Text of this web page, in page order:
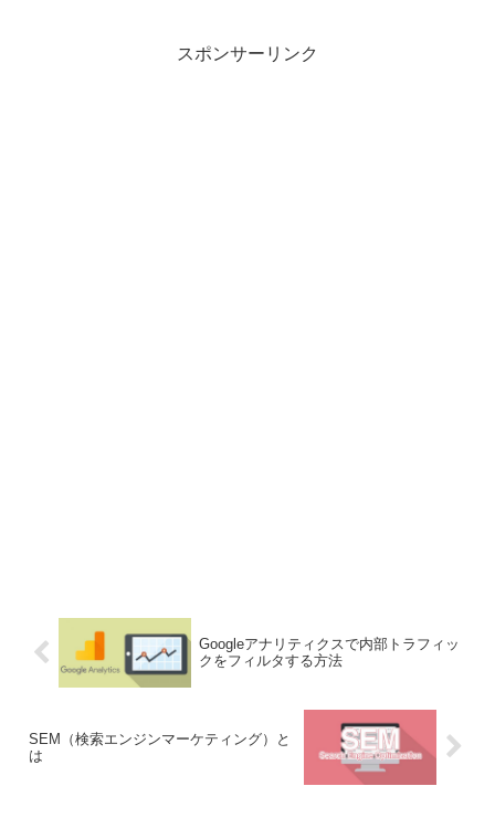
スポンサーリンク
Googleアナリティクスで内部トラフィッ
クをフィルタする方法
SEM（検索エンジンマーケティング）と
は